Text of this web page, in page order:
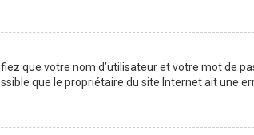
que votre nom d’utilisateur et votre mot de
que le propriétaire du site Internet ait une